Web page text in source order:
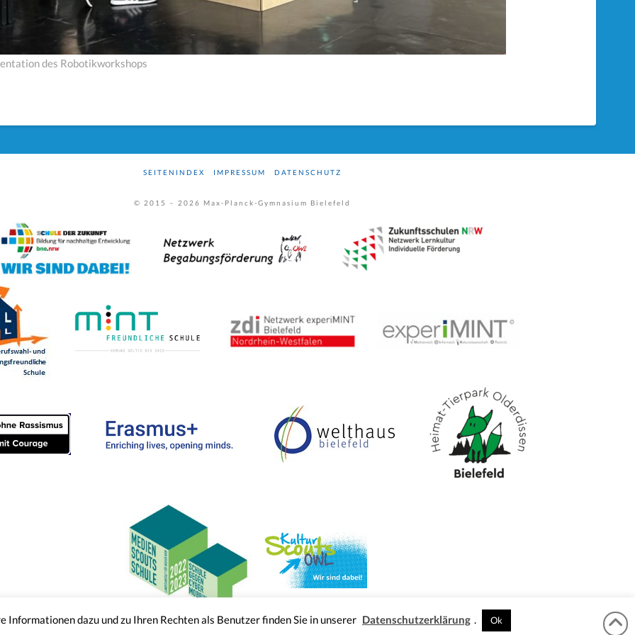
des Robotikworkshops
SEITENINDEX IMPRESSUM DATENSCHUTZ
© 2015 – 2026 Max-Planck-Gymnasium Bielefeld
Informationen dazu und zu Ihren Rechten als Benutzer finden Sie in unserer Datenschutzerklärung . Ok